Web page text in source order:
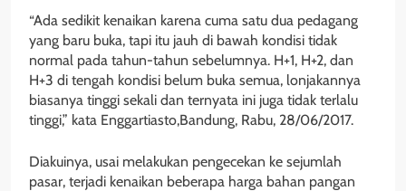
“Ada sedikit kenaikan karena cuma satu dua pedagang
yang baru buka, tapi itu jauh di bawah kondisi tidak
normal pada tahun-tahun sebelumnya. H+1, H+2, dan
H+3 di tengah kondisi belum buka semua, lonjakannya
biasanya tinggi sekali dan ternyata ini juga tidak terlalu
tinggi,” kata Enggartiasto,Bandung, Rabu, 28/06/2017.
Diakuinya, usai melakukan pengecekan ke sejumlah
pasar, terjadi kenaikan beberapa harga bahan pangan